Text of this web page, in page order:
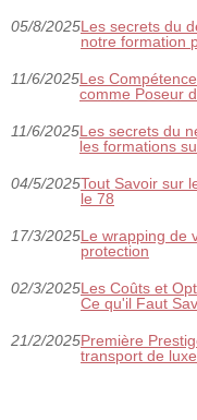
05/8/2025Les secrets du
notre formation
11/6/2025Les
comme Poseur
11/6/2025Les secrets du
les formations
04/5/2025Tout Savoir sur
le 78
17/3/2025Le wrapping de
protection
02/3/2025Les Coûts et
Ce qu'il Faut
21/2/2025Première
transport de